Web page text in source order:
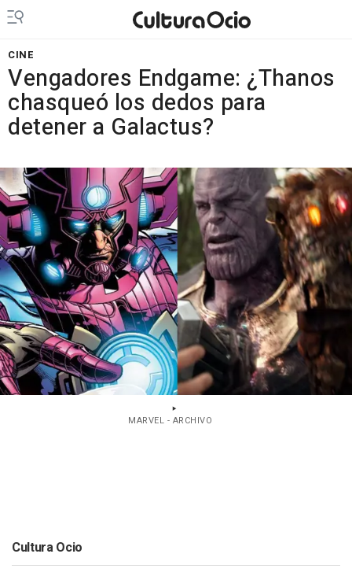
CINE
Vengadores Endgame: ¿Thanos
chasqueó los dedos para
detener a Galactus?
MARVEL - ARCHIVO
Cultura Ocio